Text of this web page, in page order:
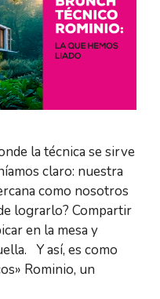
la técnica se sirve
claro: nuestra
como nosotros
lograrlo? Compartir
en la mesa y
Y así, es como
Rominio, un